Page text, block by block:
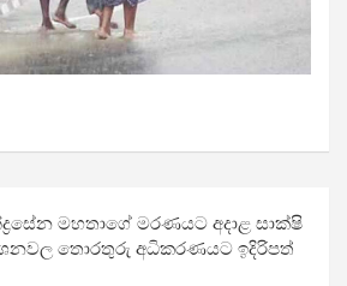
මහතාගේ මරණයට අදාළ සාක්ෂි
තොරතුරු අධිකරණයට ඉදිරිපත්